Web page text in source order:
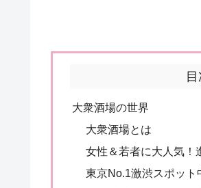
目
大衆酒場の世界
大衆酒場とは
女性＆若者に大人気！
東京No.1激渋スポッ